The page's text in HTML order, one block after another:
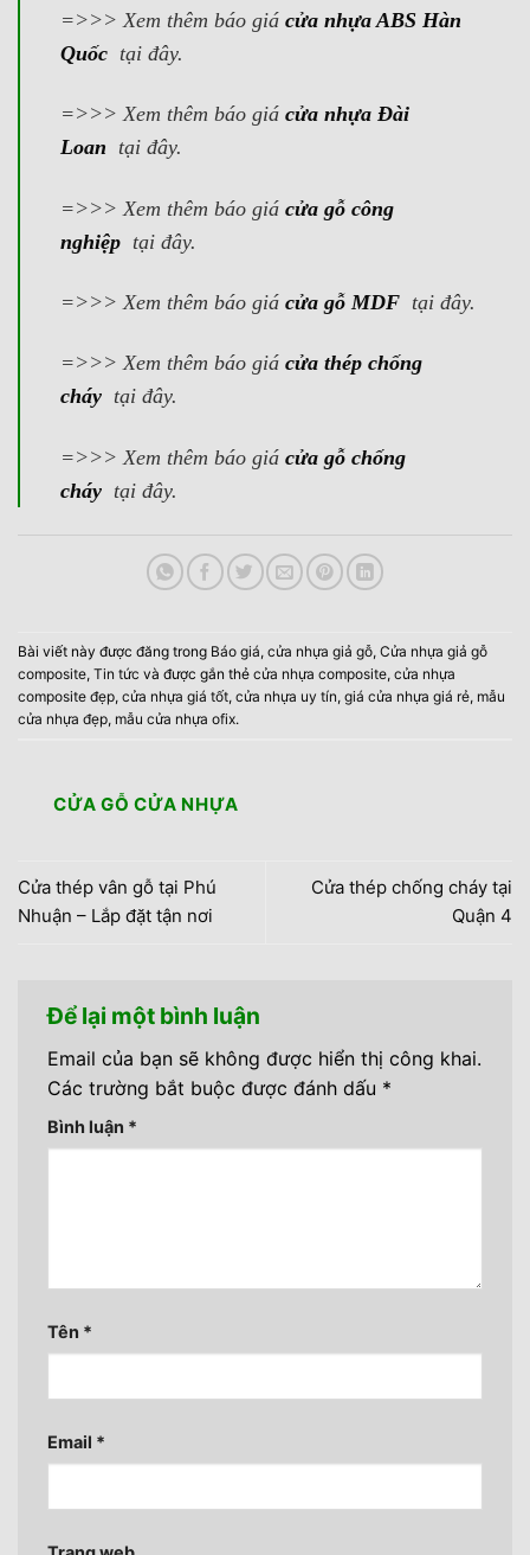
=>>> Xem thêm báo giá cửa nhựa ABS Hàn
Quốctại đây.
=>>> Xem thêm báo giá cửa nhựa Đài
Loan tại đây.
=>>> Xem thêm báo giá cửa gỗ công
nghiệptại đây.
=>>> Xem thêm báo giá cửa gỗ MDF tại đây.
=>>> Xem thêm báo giá cửa thép chống
cháytại đây.
=>>> Xem thêm báo giá cửa gỗ chống
cháytại đây.
Bài viết này được đăng trong Báo giá, cửa nhựa giả gỗ, Cửa nhựa giả gỗ
composite, Tin tức và được gắn thẻ cửa nhựa composite, cửa nhựa
composite đẹp, cửa nhựa giá tốt, cửa nhựa uy tín, giá cửa nhựa giá rẻ, mẫu
cửa nhựa đẹp, mẫu cửa nhựa ofix.
CỬA GỖ CỬA NHỰA
Cửa thép vân gỗ tại Phú
Nhuận – Lắp đặt tận nơi
Cửa thép chống cháy tại
Quận 4
Để lại một bình luận
Email của bạn sẽ không được hiển thị công khai.
Các trường bắt buộc được đánh dấu *
Bình luận *
Tên *
Email *